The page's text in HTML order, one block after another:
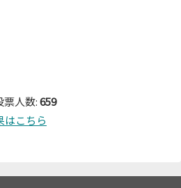
票人数:659
はこちら